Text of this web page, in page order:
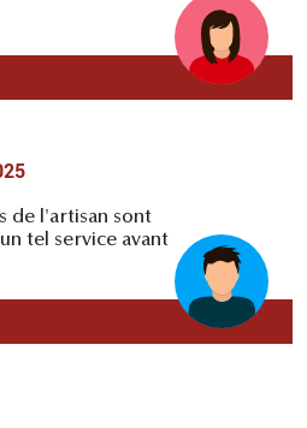
de l'artisan sont
tel service avant